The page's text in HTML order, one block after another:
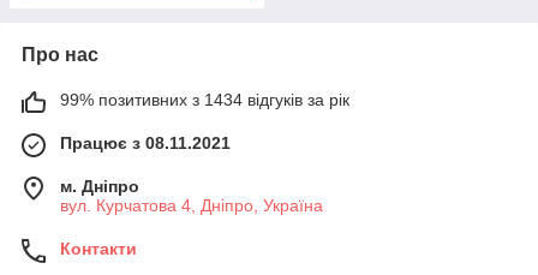
Про нас
99% позитивних з 1434 відгуків за рік
Працює з 08.11.2021
м. Дніпро
вул. Курчатова 4, Дніпро, Україна
Контакти